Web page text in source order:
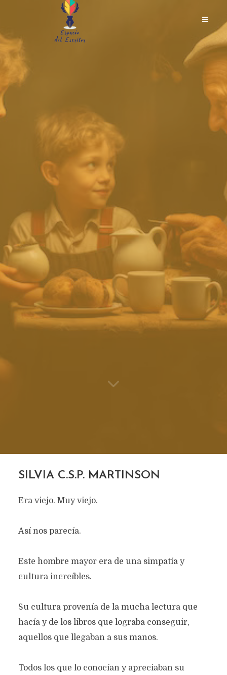
SILVIA C.S.P. MARTINSON
Era viejo. Muy viejo.
Así nos parecía.
Este hombre mayor era de una simpatía y
cultura increíbles.
Su cultura provenía de la mucha lectura que
hacía y de los libros que lograba conseguir,
aquellos que llegaban a sus manos.
Todos los que lo conocían y apreciaban su